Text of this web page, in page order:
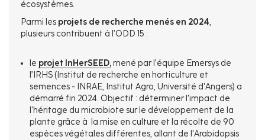
écosystèmes.
Parmi les projets de recherche menés en 2024,
plusieurs contribuent à l’ODD 15 :
le projet InHerSEED,mené par l’équipe Emersys de
l’IRHS (Institut de recherche en horticulture et
semences - INRAE, Institut Agro, Université d'Angers) a
démarré fin 2024. Objectif : déterminer l'impact de
l'héritage du microbiote sur le développement de la
plante grâce à la mise en culture et la récolte de 90
espèces végétales différentes, allant de l'Arabidopsis